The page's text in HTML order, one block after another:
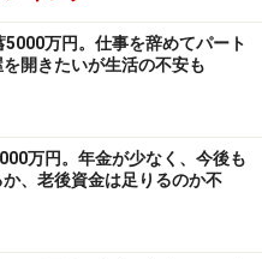
年まで払込、満期受取額
円
年まで払込、満期受取額
円
まで払込、満期受取額96
万円。仕事を辞めてパート
開きたいが生活の不安も
万円。年金が少なく、今後も
、老後資金は足りるのか不